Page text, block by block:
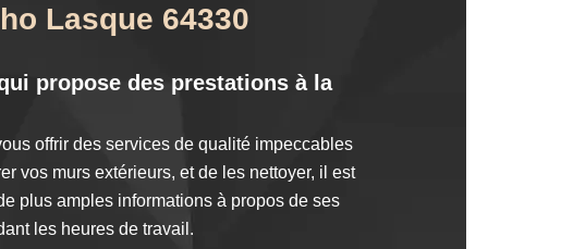
Lasque 64330
propose des prestations à la
offrir des services de qualité impeccables
vos murs extérieurs, et de les nettoyer, il est
plus amples informations à propos de ses
les heures de travail.